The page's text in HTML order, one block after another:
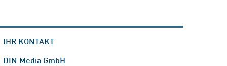
IHR KONTAKT
DIN Media GmbH